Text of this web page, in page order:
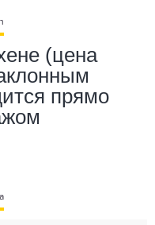
(цена
прямо